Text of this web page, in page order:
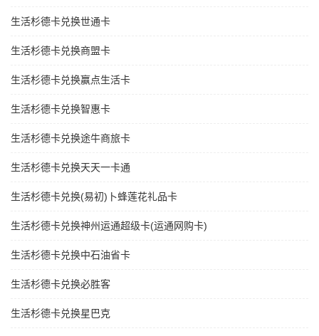
生活杉德卡兑换世通卡
生活杉德卡兑换商盟卡
生活杉德卡兑换赢点生活卡
生活杉德卡兑换智惠卡
生活杉德卡兑换途牛商旅卡
生活杉德卡兑换天天一卡通
生活杉德卡兑换(易初)卜蜂莲花礼品卡
生活杉德卡兑换神州运通超级卡(运通网购卡)
生活杉德卡兑换中石油省卡
生活杉德卡兑换必胜客
生活杉德卡兑换星巴克